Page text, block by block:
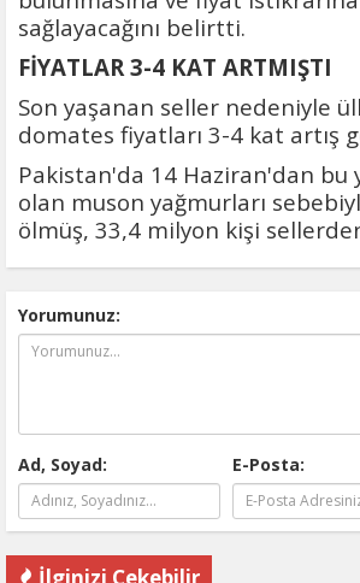
sağlayacağını belirtti.
FİYATLAR 3-4 KAT ARTMIŞTI
Son yaşanan seller nedeniyle
domates fiyatları 3-4 kat artış
Pakistan'da 14 Haziran'dan bu
olan muson yağmurları
ölmüş, 33,4 milyon kişi
Yorumunuz:
Ad, Soyad: E-Posta:
İlginizi Çekebilir